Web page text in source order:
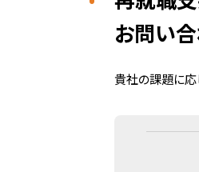
求人・採用をご検
お問い
貴社の課題に応